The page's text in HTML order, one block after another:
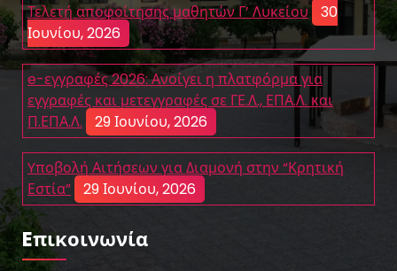
Τελετή αποφοίτησης μαθητών Γ’ Λυκείου
30
Ιουνίου, 2026
e-εγγραφές 2026: Ανοίγει η πλατφόρμα για
εγγραφές και μετεγγραφές σε ΓΕ.Λ., ΕΠΑ.Λ. και
Π.ΕΠΑ.Λ.
29 Ιουνίου, 2026
Yποβολή Αιτήσεων για Διαμονή στην “Κρητική
Εστία”
29 Ιουνίου, 2026
Eπικοινωνία